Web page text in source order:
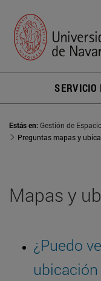
SERVICIO
Estás en:Gestión de
Preguntas mapas y
Mapas y
¿Puedo